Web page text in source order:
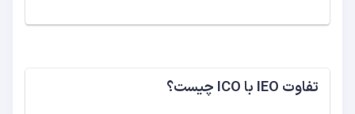
تفاوت IEO با ICO چیست؟